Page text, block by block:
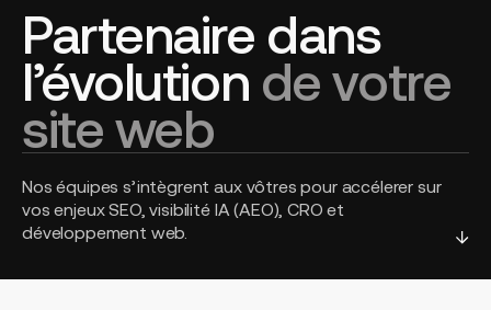
Partenaire dans
l’évolution de votre
site web
Nos équipes s’intègrent aux vôtres pour accélerer sur
vos enjeux SEO, visibilité IA (AEO), CRO et
développement web.